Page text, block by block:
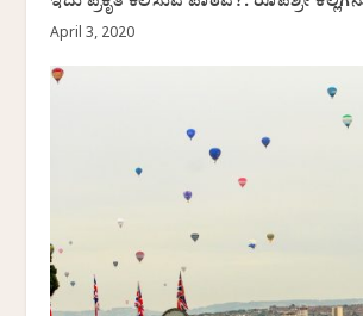
April 3, 2020